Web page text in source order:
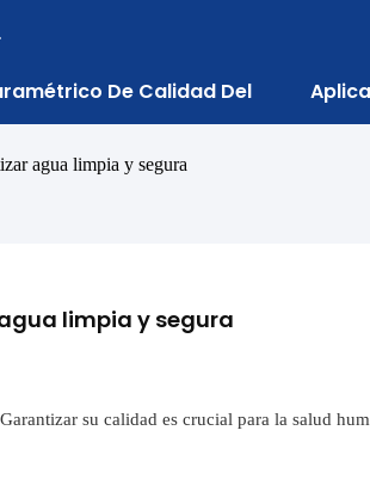
De Calidad Del
agua limpia y segura
limpia y segura
su calidad es crucial para la salud